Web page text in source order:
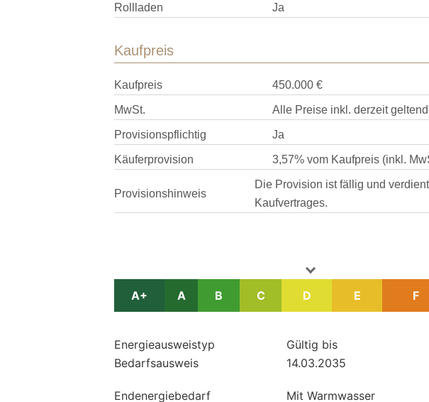
Rollladen Ja
Kaufpreis
Kaufpreis 450.000 €
MwSt. Alle Preise inkl. derzeit
Provisionspflichtig Ja
Käuferprovision 3,57% vom Kaufpreis (inkl.
Provisionshinweis
Die Provision ist fällig und
Kaufvertrages.
A+ A B C D E F
Energie­ausweistyp
Bedarfsausweis
Gültig bis
14.03.2035
Endenergiebedarf Mit Warmwasser